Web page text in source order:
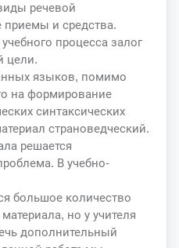
речевой
приемы и средства.
процесса залог
цели.
языков, помимо
на формирование
синтаксических
страноведческий.
решается
В учебно-
большое количество
но у учителя
дополнительный